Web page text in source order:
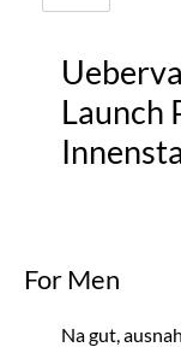
Launch
For Men
Na gut,